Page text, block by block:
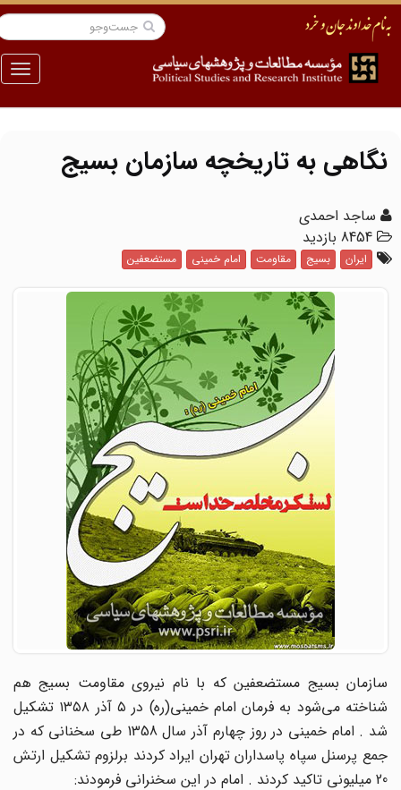
منو
نگاهی به تاریخچه سازمان بسیج
ساجد احمدی
8454 بازدید
ایران بسیج مقاومت امام خمینی مستضعفین
سازمان بسیج مستضعفین که با نام نیروی مقاومت بسیج هم
شناخته می‌شود به فرمان امام خمینی(ره) در ۵ آذر ۱۳۵۸ تشکیل
شد . امام خمینی در روز چهارم آذر سال 1358 طی سخنانی که در
جمع پرسنل سپاه پاسداران تهران ایراد کردند برلزوم تشکیل ارتش